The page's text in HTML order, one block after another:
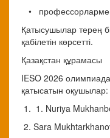
•
Қатысушылар терең
қабілетін көрсетті.
Қазақстан құрамасы
IESO 2026
қатысатын оқушылар:
1. 1. Nuriya
2. Sara